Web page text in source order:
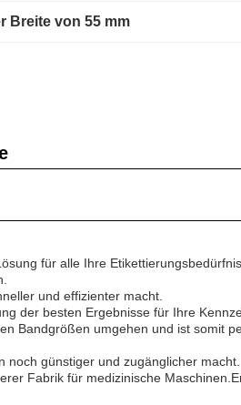
Breite von 55 mm
für alle Ihre
und effizienter macht.
der besten Ergebnisse für Ihre
Bandgrößen umgehen und ist somit
günstiger und zugänglicher macht.
Fabrik für medizinische